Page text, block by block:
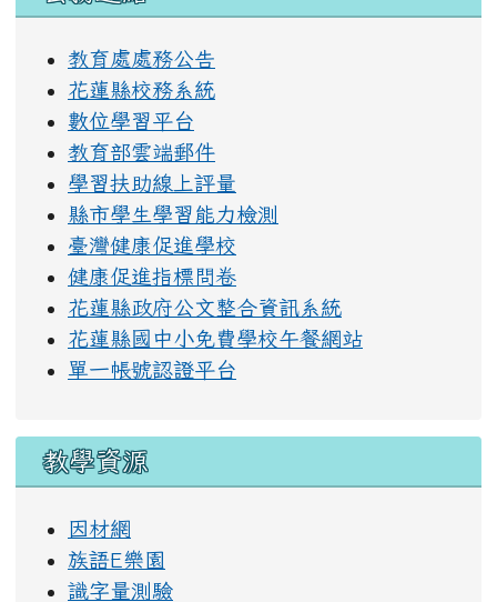
教育處處務公告
花蓮縣校務系統
數位學習平台
教育部雲端郵件
學習扶助線上評量
縣市學生學習能力檢測
臺灣健康促進學校
健康促進指標問卷
花蓮縣政府公文整合資訊系統
花蓮縣國中小免費學校午餐網站
單一帳號認證平台
教學資源
因材網
族語E樂園
識字量測驗